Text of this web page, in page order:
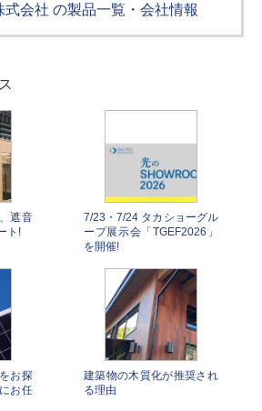
式会社 の製品一覧・会社情報
遮音
ト!
7/23・7/24 タカショーグル
ープ展示会「TGEF2026」
を開催!
お探
お任
建築物の木質化が推奨され
る理由